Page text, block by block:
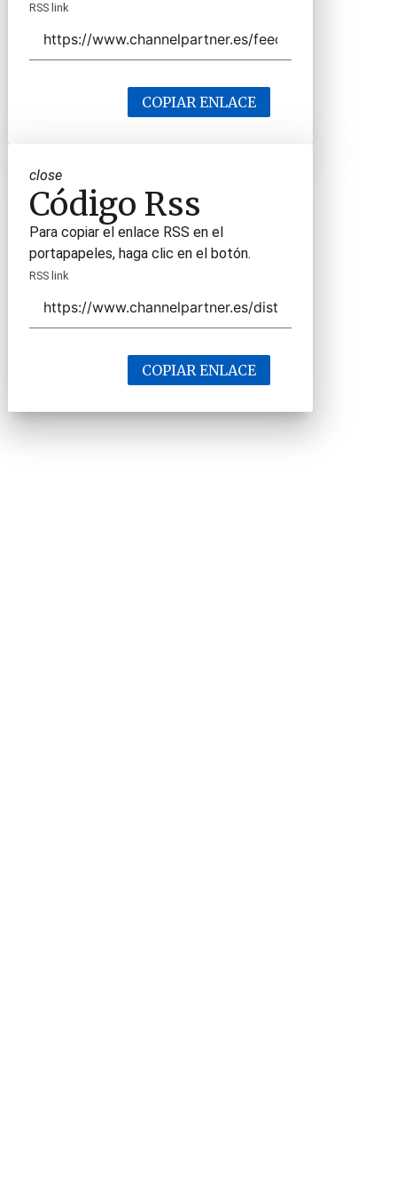
RSS link
COPIAR ENLACE
close
Código Rss
Para copiar el enlace RSS en el
portapapeles, haga clic en el botón.
RSS link
COPIAR ENLACE